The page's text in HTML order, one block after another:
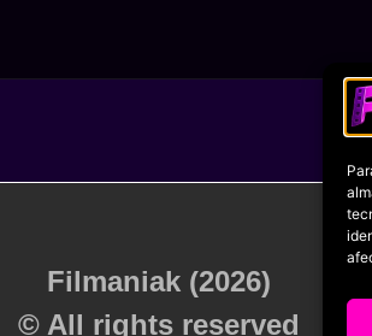
Filmaniak (2026)
© All rights reserved